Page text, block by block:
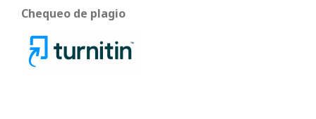
Chequeo de plagio